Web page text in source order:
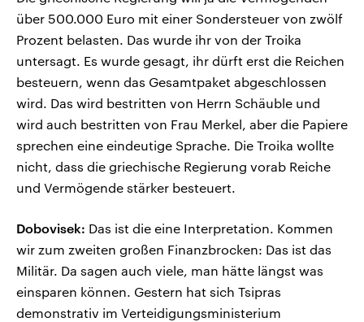
über 500.000 Euro mit einer Sondersteuer von zwölf
Prozent belasten. Das wurde ihr von der Troika
untersagt. Es wurde gesagt, ihr dürft erst die Reichen
besteuern, wenn das Gesamtpaket abgeschlossen
wird. Das wird bestritten von Herrn Schäuble und
wird auch bestritten von Frau Merkel, aber die Papiere
sprechen eine eindeutige Sprache. Die Troika wollte
nicht, dass die griechische Regierung vorab Reiche
und Vermögende stärker besteuert.
Dobovisek: Das ist die eine Interpretation. Kommen
wir zum zweiten großen Finanzbrocken: Das ist das
Militär. Da sagen auch viele, man hätte längst was
einsparen können. Gestern hat sich Tsipras
demonstrativ im Verteidigungsministerium